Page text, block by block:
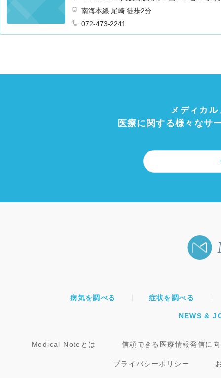
南海本線 尾崎 徒歩2分
072-473-2241
メディカ
医療に関する様々なサ
病気を調べる 症状を調べる
NEWS &
Medical Noteとは 信頼できる医療情報発信に
プライバシーポリシー